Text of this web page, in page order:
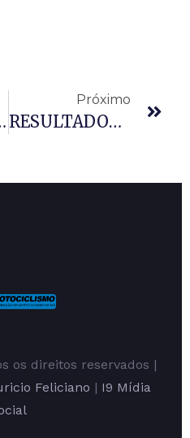
Grossense De Motocross
Próximo
RESULTADOS MARACAJU-MS 5° ETAPA DO CAMPEONATO SUL-MATO-GROSSENSE DE MOTOCROSS 2023
os direitos reservados |
Feliciano | I9 Mídia